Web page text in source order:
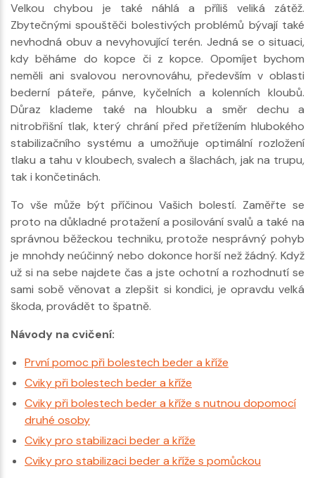
Velkou chybou je také náhlá a příliš veliká zátěž.
Zbytečnými spouštěči bolestivých problémů bývají také
nevhodná obuv a nevyhovující terén. Jedná se o situaci,
kdy běháme do kopce či z kopce. Opomíjet bychom
neměli ani svalovou nerovnováhu, především v oblasti
bederní páteře, pánve, kyčelních a kolenních kloubů.
Důraz klademe také na hloubku a směr dechu a
nitrobřišní tlak, který chrání před přetížením hlubokého
stabilizačního systému a umožňuje optimální rozložení
tlaku a tahu v kloubech, svalech a šlachách, jak na trupu,
tak i končetinách.
To vše může být příčinou Vašich bolestí. Zaměřte se
proto na důkladné protažení a posilování svalů a také na
správnou běžeckou techniku, protože nesprávný pohyb
je mnohdy neúčinný nebo dokonce horší než žádný. Když
už si na sebe najdete čas a jste ochotní a rozhodnutí se
sami sobě věnovat a zlepšit si kondici, je opravdu velká
škoda, provádět to špatně.
Návody na cvičení:
První pomoc při bolestech beder a kříže
Cviky při bolestech beder a kříže
Cviky při bolestech beder a kříže s nutnou dopomocí
druhé osoby
Cviky pro stabilizaci beder a kříže
Cviky pro stabilizaci beder a kříže s pomůckou